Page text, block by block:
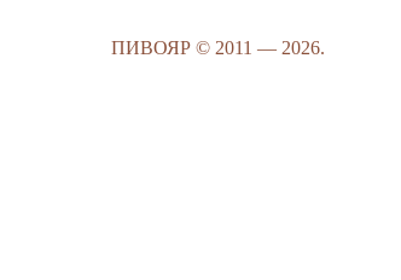
ПИВОЯР © 2011 — 2026.